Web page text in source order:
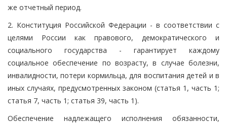
же отчетный период.
2. Конституция Российской Федерации - в соответствии с
целями России как правового, демократического и
социального государства - гарантирует каждому
социальное обеспечение по возрасту, в случае болезни,
инвалидности, потери кормильца, для воспитания детей и в
иных случаях, предусмотренных законом (статья 1, часть 1;
статья 7, часть 1; статья 39, часть 1).
Обеспечение надлежащего исполнения обязанности,